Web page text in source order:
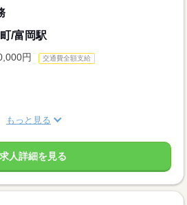
/富岡駅
円 交通費全額支給
もっと見る
求人詳細を見る